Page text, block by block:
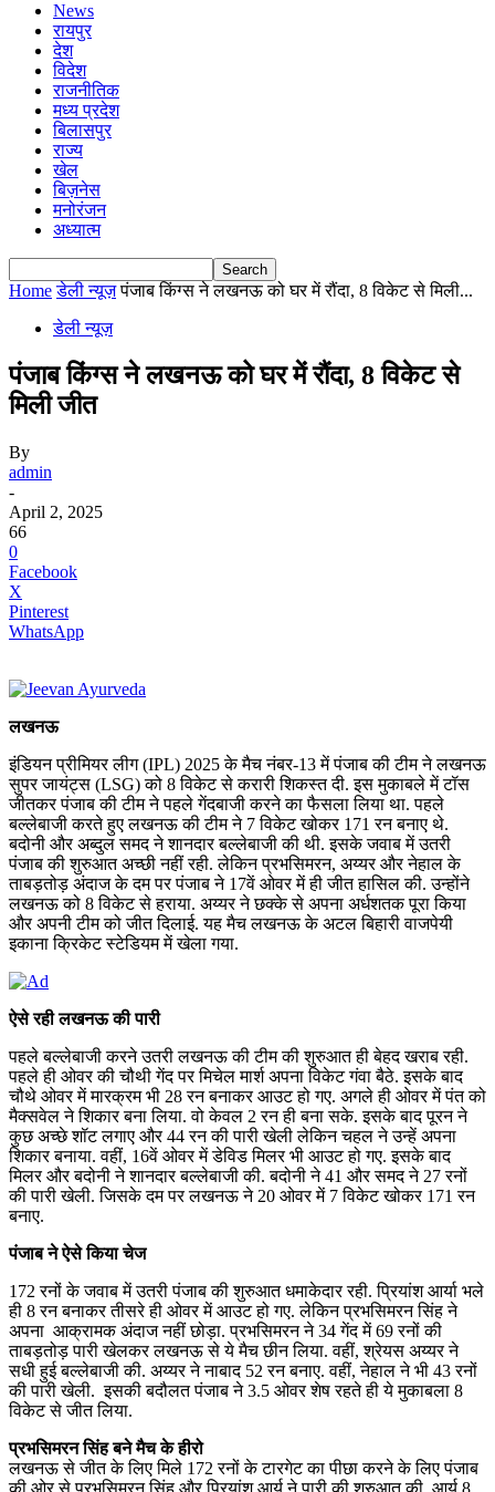
News
रायपुर
देश
विदेश
राजनीतिक
मध्य प्रदेश
बिलासपुर
राज्य
खेल
बिज़नेस
मनोरंजन
अध्यात्म
Home डेली न्यूज़ पंजाब किंग्स ने लखनऊ को घर में रौंदा, 8 विकेट से मिली...
डेली न्यूज़
पंजाब किंग्स ने लखनऊ को घर में रौंदा, 8 विकेट से
मिली जीत
By
admin
-
April 2, 2025
66
0
Facebook
X
Pinterest
WhatsApp
लखनऊ
इंडियन प्रीमियर लीग (IPL) 2025 के मैच नंबर-13 में पंजाब की टीम ने लखनऊ
सुपर जायंट्स (LSG) को 8 विकेट से करारी शिकस्त दी. इस मुकाबले में टॉस
जीतकर पंजाब की टीम ने पहले गेंदबाजी करने का फैसला लिया था. पहले
बल्लेबाजी करते हुए लखनऊ की टीम ने 7 विकेट खोकर 171 रन बनाए थे.
बदोनी और अब्दुल समद ने शानदार बल्लेबाजी की थी. इसके जवाब में उतरी
पंजाब की शुरुआत अच्छी नहीं रही. लेकिन प्रभसिमरन, अय्यर और नेहाल के
ताबड़तोड़ अंदाज के दम पर पंजाब ने 17वें ओवर में ही जीत हासिल की. उन्होंने
लखनऊ को 8 विकेट से हराया. अय्यर ने छक्के से अपना अर्धशतक पूरा किया
और अपनी टीम को जीत दिलाई. यह मैच लखनऊ के अटल बिहारी वाजपेयी
इकाना क्रिकेट स्टेडियम में खेला गया.
ऐसे रही लखनऊ की पारी
पहले बल्लेबाजी करने उतरी लखनऊ की टीम की शुरुआत ही बेहद खराब रही.
पहले ही ओवर की चौथी गेंद पर मिचेल मार्श अपना विकेट गंवा बैठे. इसके बाद
चौथे ओवर में मारक्रम भी 28 रन बनाकर आउट हो गए. अगले ही ओवर में पंत को
मैक्सवेल ने शिकार बना लिया. वो केवल 2 रन ही बना सके. इसके बाद पूरन ने
कुछ अच्छे शॉट लगाए और 44 रन की पारी खेली लेकिन चहल ने उन्हें अपना
शिकार बनाया. वहीं, 16वें ओवर में डेविड मिलर भी आउट हो गए. इसके बाद
मिलर और बदोनी ने शानदार बल्लेबाजी की. बदोनी ने 41 और समद ने 27 रनों
की पारी खेली. जिसके दम पर लखनऊ ने 20 ओवर में 7 विकेट खोकर 171 रन
बनाए.
पंजाब ने ऐसे किया चेज
172 रनों के जवाब में उतरी पंजाब की शुरुआत धमाकेदार रही. प्रियांश आर्या भले
ही 8 रन बनाकर तीसरे ही ओवर में आउट हो गए. लेकिन प्रभसिमरन सिंह ने
अपना आक्रामक अंदाज नहीं छोड़ा. प्रभसिमरन ने 34 गेंद में 69 रनों की
ताबड़तोड़ पारी खेलकर लखनऊ से ये मैच छीन लिया. वहीं, श्रेयस अय्यर ने
सधी हुई बल्लेबाजी की. अय्यर ने नाबाद 52 रन बनाए. वहीं, नेहाल ने भी 43 रनों
की पारी खेली. इसकी बदौलत पंजाब ने 3.5 ओवर शेष रहते ही ये मुकाबला 8
विकेट से जीत लिया.
प्रभसिमरन सिंह बने मैच के हीरो
लखनऊ से जीत के लिए मिले 172 रनों के टारगेट का पीछा करने के लिए पंजाब
की ओर से प्रभसिमरन सिंह और प्रियांश आर्य ने पारी की शुरुआत की. आर्य 8